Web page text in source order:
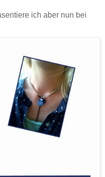
ich aber nun bei